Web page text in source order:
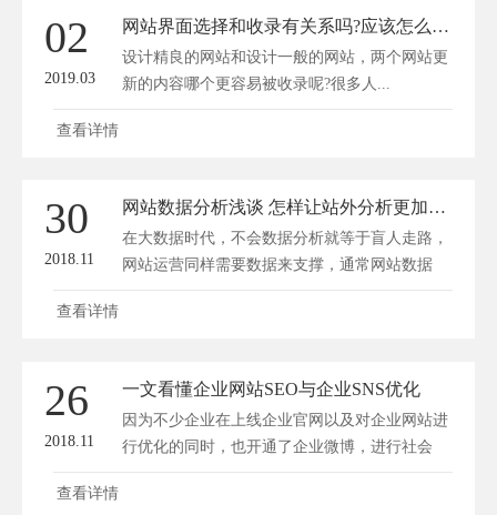
02
2019.03
网站界面选择和收录有关系吗?应该怎么做呢?
设计精良的网站和设计一般的网站，两个网站更
新的内容哪个更容易被收录呢?很多人...
查看详情
30
2018.11
网站数据分析浅谈 怎样让站外分析更加准确
在大数据时代，不会数据分析就等于盲人走路，
网站运营同样需要数据来支撑，通常网站数据
分...
查看详情
26
2018.11
一文看懂企业网站SEO与企业SNS优化
因为不少企业在上线企业官网以及对企业网站进
行优化的同时，也开通了企业微博，进行社会
化...
查看详情